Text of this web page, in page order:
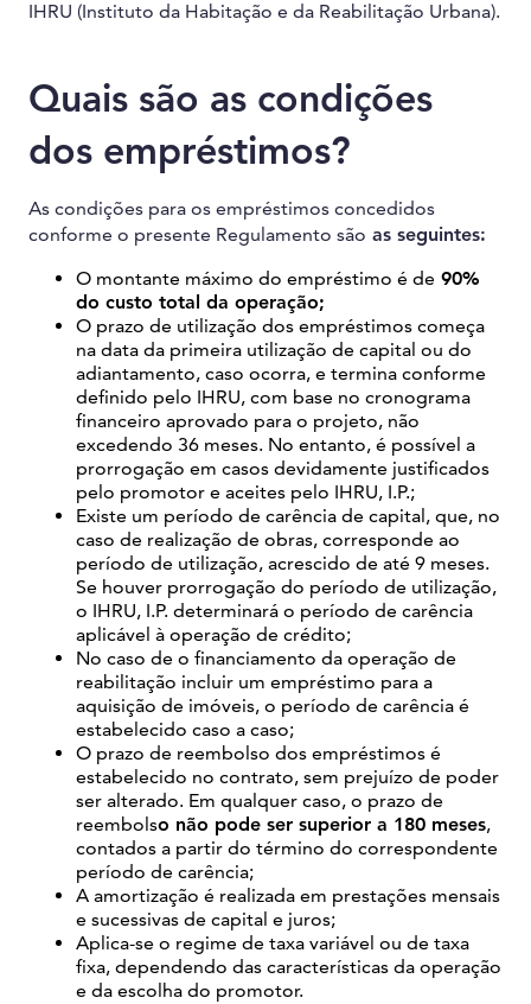
IHRU (Instituto da Habitação e da Reabilitação Urbana).
Quais são as condições
dos empréstimos?
As condições para os empréstimos concedidos
conforme o presente Regulamento são as seguintes:
O montante máximo do empréstimo é de 90%
do custo total da operação;
O prazo de utilização dos empréstimos começa
na data da primeira utilização de capital ou do
adiantamento, caso ocorra, e termina conforme
definido pelo IHRU, com base no cronograma
financeiro aprovado para o projeto, não
excedendo 36 meses. No entanto, é possível a
prorrogação em casos devidamente justificados
pelo promotor e aceites pelo IHRU, I.P.;
Existe um período de carência de capital, que, no
caso de realização de obras, corresponde ao
período de utilização, acrescido de até 9 meses.
Se houver prorrogação do período de utilização,
o IHRU, I.P. determinará o período de carência
aplicável à operação de crédito;
No caso de o financiamento da operação de
reabilitação incluir um empréstimo para a
aquisição de imóveis, o período de carência é
estabelecido caso a caso;
O prazo de reembolso dos empréstimos é
estabelecido no contrato, sem prejuízo de poder
ser alterado. Em qualquer caso, o prazo de
reembolso não pode ser superior a 180 meses,
contados a partir do término do correspondente
período de carência;
A amortização é realizada em prestações mensais
e sucessivas de capital e juros;
Aplica-se o regime de taxa variável ou de taxa
fixa, dependendo das características da operação
e da escolha do promotor.